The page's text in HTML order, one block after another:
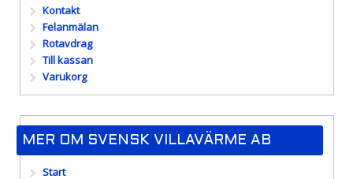
Kontakt
Felanmälan
Rotavdrag
Till kassan
Varukorg
MER OM SVENSK VILLAVÄRME AB
Start